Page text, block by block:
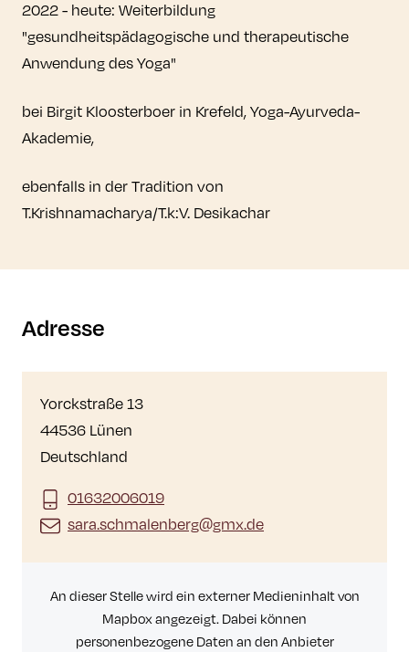
2022 - heute: Weiterbildung
"gesundheitspädagogische und therapeutische
Anwendung des Yoga"
bei Birgit Kloosterboer in Krefeld, Yoga-Ayurveda-
Akademie,
ebenfalls in der Tradition von
T.Krishnamacharya/T.k:V. Desikachar
Adresse
Yorckstraße 13
44536 Lünen
Deutschland
01632006019
sara.schmalenberg@gmx.de
An dieser Stelle wird ein externer Medieninhalt von
Mapbox angezeigt. Dabei können
personenbezogene Daten an den Anbieter